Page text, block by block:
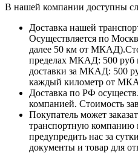
В нашей компании доступны
Доставка нашей
Осуществляется по
далее 50 км от
пределах МКАД: 500 руб
доставки за МКАД: 500
каждый километр от
Доставка по РФ
компанией. Стоимость
Покупатель может
транспортную компанию
предупредить нас за
документы и товар для